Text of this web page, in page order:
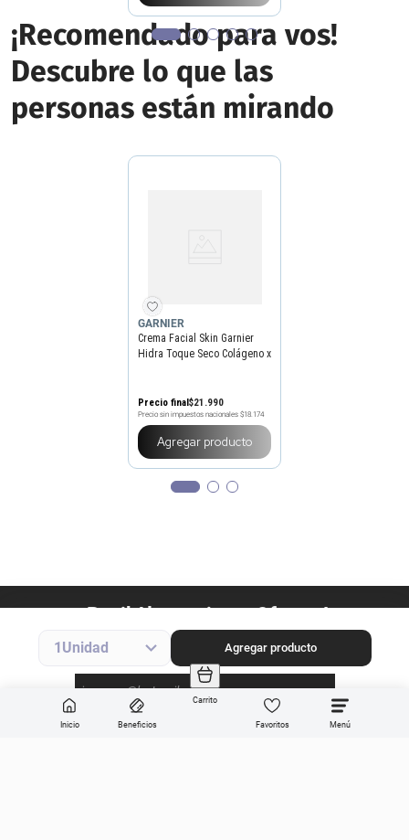
Inicio Beneficios
Carrito
Favoritos
1 Agregar producto
¡Recomendado para vos!
Descubre lo que las
personas están mirando
GARNIER
Crema Facial Skin Garnier
Hidra Toque Seco Colágeno x
Precio final$21 .990
Precio sin impuestos nacionales $18.174
Agregar producto